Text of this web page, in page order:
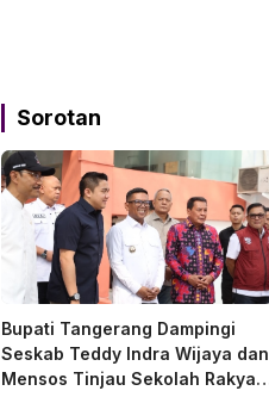
Sorotan
Bupati Tangerang Dampingi
Seskab Teddy Indra Wijaya dan
Mensos Tinjau Sekolah Rakyat